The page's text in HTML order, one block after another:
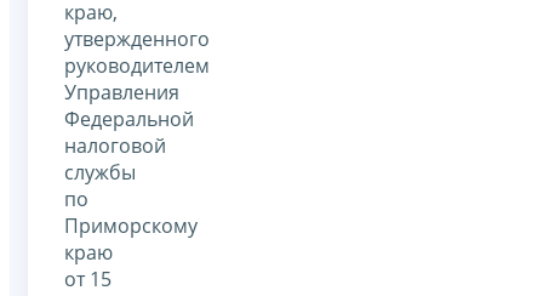
краю,
утвержденного
руководителем
Управления
Федеральной
налоговой
службы
по
Приморскому
краю
от 15